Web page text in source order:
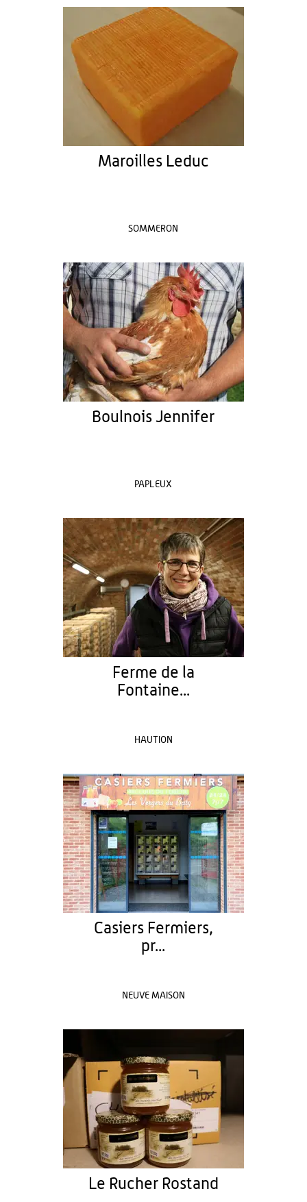
Maroilles Leduc
SOMMERON
Boulnois Jennifer
PAPLEUX
Ferme de la
Fontaine...
HAUTION
Casiers Fermiers,
pr...
NEUVE MAISON
Le Rucher Rostand